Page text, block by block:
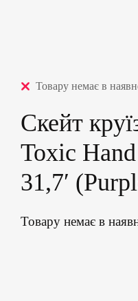
Товару немає в
Скейт
Toxic
31,7′
Товару немає в